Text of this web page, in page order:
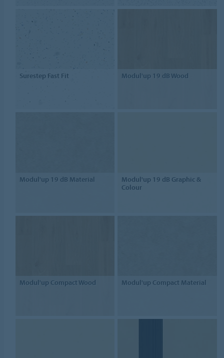
Surestep Fast Fit Modul'up 19 dB Wood
Modul'up 19 dB Material
Modul'up 19 dB Graphic &
Colour
Modul'up Compact Wood Modul'up Compact Material